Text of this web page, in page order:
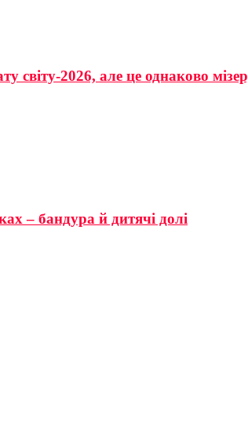
світу-2026, але це однаково
– бандура й дитячі долі